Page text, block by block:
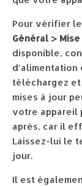
Pour vérifier
Général >
disponible,
d’alimentation
téléchargez et
mises à jour
votre appareil
après, car il
Laissez-lui le
jour.
Il est